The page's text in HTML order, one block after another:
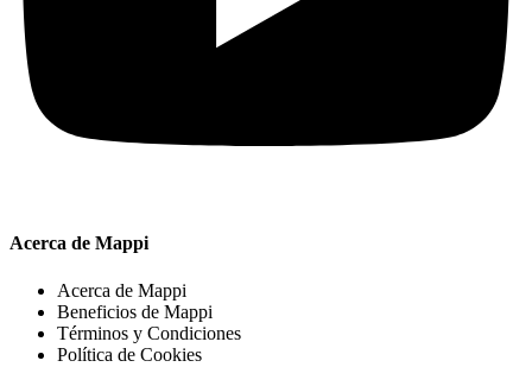
Acerca de Mappi
Acerca de Mappi
Beneficios de Mappi
Términos y Condiciones
Política de Cookies